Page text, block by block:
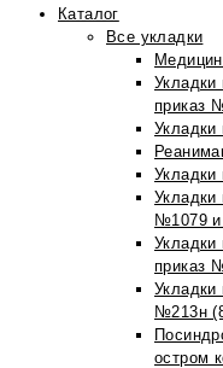
Каталог
Все укладки
приказ
Укладки
Укладки
Укладки
№1079
Укладки
приказ
Укладки
№213н
остром